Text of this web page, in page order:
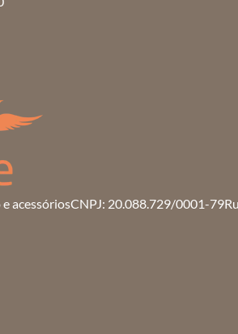
acessóriosCNPJ: 20.088.729/0001-79